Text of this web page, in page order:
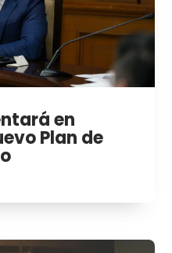
en
Plan de